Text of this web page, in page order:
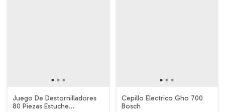
Juego De Destornilladores
80 Piezas Estuche
Cepillo Electrico Gho 700
Bosch